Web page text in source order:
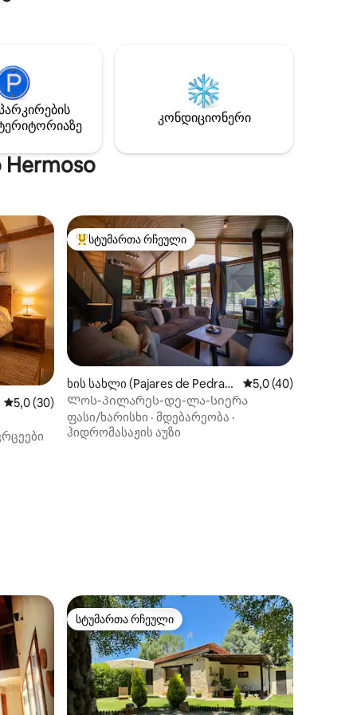
რამდენიმე უნიკალური დღე რომ
გაატაროთ. კერძო აუზი ქლორის
მეშვეობით ქიმიური დამუშავების
სისტემით, თერმული ბადე, გრილი და
კონდიციონერი ყველა ოთახში
მაქსიმალური კომფორტისთვის.
კონდიციონერი
Hermoso
საშუალო შეფასებაა 5‑დან 5,0, 30 მიმოხილვა
5,0 (30)
სტუმართა რჩეული მოწინავე ვარიანტი
სტუმართა რჩეული
ხის სახლი (Pajares de Pedraz
a)
საშუალო
5,0 (40)
Ლოს-პილარეს-დე-ლა-სიერა
ფასი/ხარისხი · მდებარეობა ·
ჰიდრომასაჟის აუზი
სტუმართა რჩეული
სტუმართა რჩეული